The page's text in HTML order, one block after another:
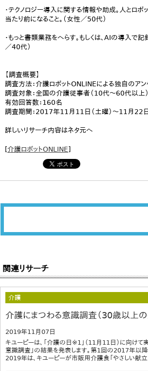
・テクノロジー導入に関する情報や助成。人とロボ
当たり前になること。（女性／50代）
・もっと書類業務をへらす。もしくは、AIの導入で
／40代）
【調査概要】
調査方法：介護ロボットONLINEによる独自のアン
調査対象：全国の介護従事者（10代～60代以上）
有効回答数：160名
調査期間：2017年11月11日（土曜）～11月22日
詳しいリサーチ内容はネタ元へ
[介護ロボットONLINE]
関連リサーチ
介護
介護にまつわる意識調査（30歳以上の
2019年11月07日
キユーピーは、「介護の日※1」（11月11日）に向けて
意識調査」の結果を発表します。第1回の2017年以降
2019年は、キユーピーが市販用介護食「やさしい献立